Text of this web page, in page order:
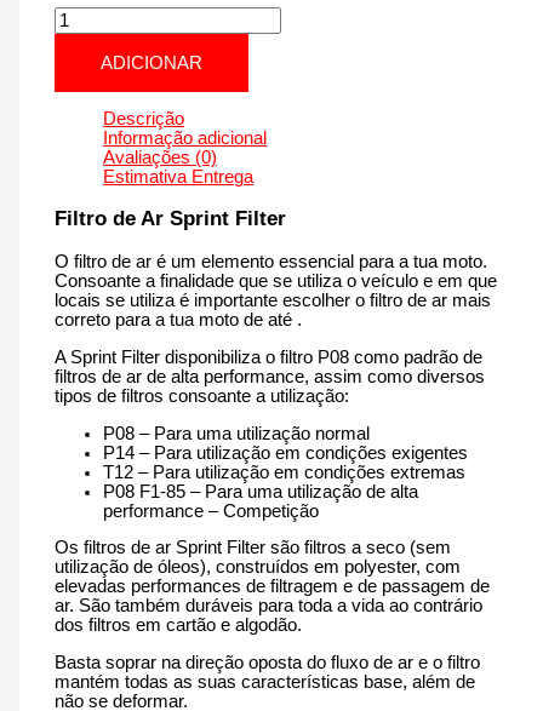
Quantidade
de
HONDA
TRANSALP
cm3
-
F1-
85
de
2023
agora
ADICIONAR
Descrição
Informação adicional
Avaliações (0)
Estimativa Entrega
Filtro de Ar Sprint Filter
O filtro de ar é um elemento essencial para a tua moto.
Consoante a finalidade que se utiliza o veículo e em que
locais se utiliza é importante escolher o filtro de ar mais
correto para a tua moto de até .
A Sprint Filter disponibiliza o filtro P08 como padrão de
filtros de ar de alta performance, assim como diversos
tipos de filtros consoante a utilização:
P08 – Para uma utilização normal
P14 – Para utilização em condições exigentes
T12 – Para utilização em condições extremas
P08 F1-85 – Para uma utilização de alta
performance – Competição
Os filtros de ar Sprint Filter são filtros a seco (sem
utilização de óleos), construídos em polyester, com
elevadas performances de filtragem e de passagem de
ar. São também duráveis para toda a vida ao contrário
dos filtros em cartão e algodão.
Basta soprar na direção oposta do fluxo de ar e o filtro
mantém todas as suas características base, além de
não se deformar.